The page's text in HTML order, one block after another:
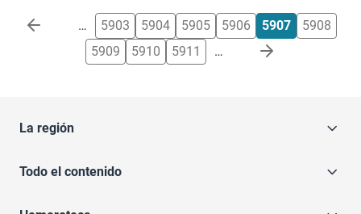
Paginación … 5903 5904 5905 5906 5907
5908
5909
5910 5911 …
La región
Todo el contenido